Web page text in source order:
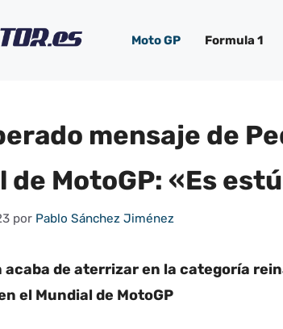
Moto GP Formula 1
mensaje de
de MotoGP: «Es
por Pablo Sánchez Jiménez
acaba de aterrizar en la categoría
el Mundial de MotoGP